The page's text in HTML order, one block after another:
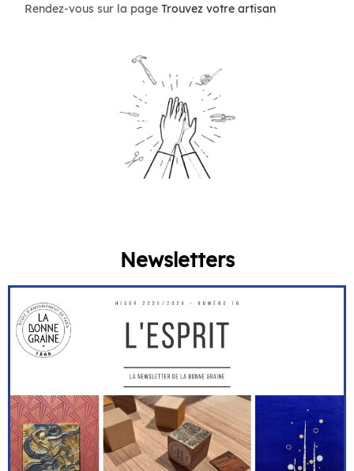
Rendez-vous sur la pageTrouvez votre artisan
Newsletters